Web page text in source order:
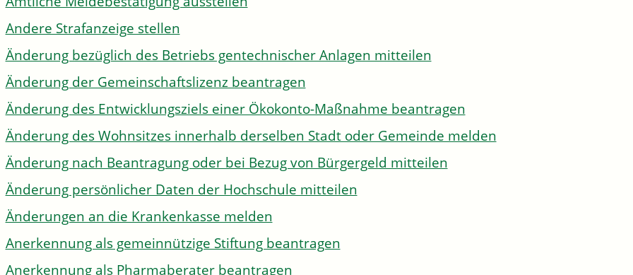
Andere Strafanzeige stellen
Änderung bezüglich des Betriebs gentechnischer Anlagen mitteilen
Änderung der Gemeinschaftslizenz beantragen
Änderung des Entwicklungsziels einer Ökokonto-Maßnahme beantragen
Änderung des Wohnsitzes innerhalb derselben Stadt oder Gemeinde melden
Änderung nach Beantragung oder bei Bezug von Bürgergeld mitteilen
Änderung persönlicher Daten der Hochschule mitteilen
Änderungen an die Krankenkasse melden
Anerkennung als gemeinnützige Stiftung beantragen
Anerkennung als Pharmaberater beantragen